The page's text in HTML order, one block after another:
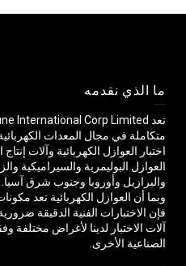
ما الذي نقدمه
متكاملة في مجال المعدات
اختبار العوازل الكهربائية وآلات
العوازل البوليمرية والسيراميكية
والبرازيل وأوروبا وجنوب شرق آسيا.
وبما أن العوازل الكهربائية تعد
فإن الاختبارات الفنية الدقيقة
الصناعية الأخرى.